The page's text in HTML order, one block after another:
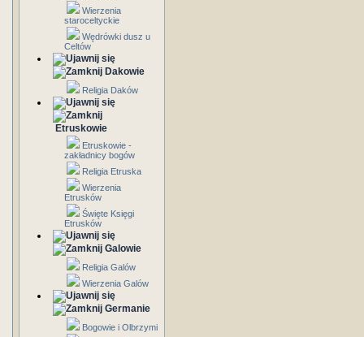
Wierzenia
staroceltyckie
Wędrówki dusz u
Celtów
Dakowie
Religia Daków
Etruskowie
Etruskowie -
zakładnicy bogów
Religia Etruska
Wierzenia
Etrusków
Święte Księgi
Etrusków
Galowie
Religia Galów
Wierzenia Galów
Germanie
Bogowie i Olbrzymi